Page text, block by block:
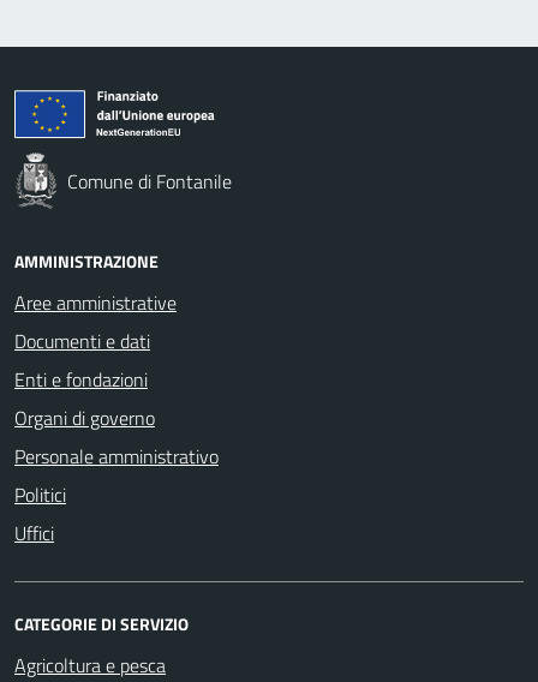
Comune di Fontanile
AMMINISTRAZIONE
Aree amministrative
Documenti e dati
Enti e fondazioni
Organi di governo
Personale amministrativo
Politici
Uffici
CATEGORIE DI SERVIZIO
Agricoltura e pesca